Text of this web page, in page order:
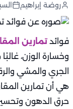
روضة إبراهيم السبت , 9
فوائد تمارين
وخسارة الوزن،
الجري والمشي
هي أن تمارين
حرق الدهون